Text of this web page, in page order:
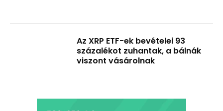
Az XRP ETF-ek bevételei 93
százalékot zuhantak, a bálnák
viszont vásárolnak